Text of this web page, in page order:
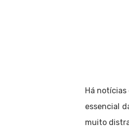
Há notícias
essencial
muito